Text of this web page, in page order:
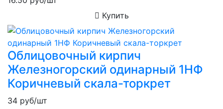
Купить
Облицовочный кирпич
Железногорский одинарный 1НФ
Коричневый скала-торкрет
34 руб/шт